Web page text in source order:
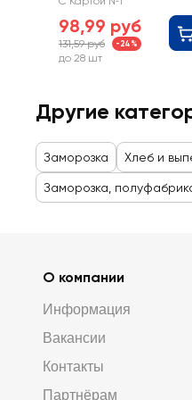
98,99 руб
131,59 руб -24%
до 28 шт
Другие
Заморозка Хлеб и
Заморозка,
О компании
Информация
Вакансии
Контакты
Партнёрам